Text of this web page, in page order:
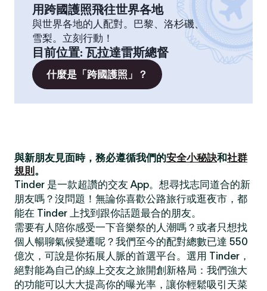
用跨國護照飛往世界各地
與世界各地的人配對。巴黎、洛杉磯、
雪梨。立刻行動！
目前位置: 瓦拉達雷斯總督
什麼是「跨國護照」？
與新朋友見面時，務必遵循我們的安全小秘訣和社群
規則 。
Tinder 是一款超讚的交友 App。想尋找志同道合的新
朋友嗎？沒問題！無論你喜歡公路旅行或逛夜市，都
能在 Tinder 上找到跟你話題最合的朋友。
需要有人陪你感受一下音樂祭的人潮嗎？或者只想找
個人暢聊氣候變遷呢？我們至今的配對總數已達 550
億次，可說是你拓展人脈的首選平台。選用 Tinder，
絕對能為自己的線上交友之旅開創新格局：我們強大
的功能可以大大提高你的曝光率，讓你輕鬆吸引天菜